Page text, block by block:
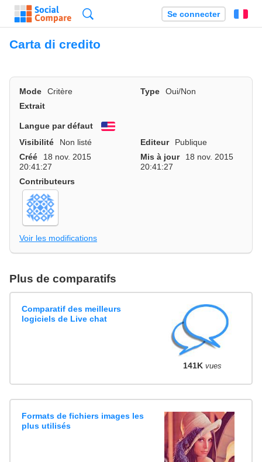
Se connecter
Carta di credito
Mode Critère Type
Oui/Non
Extrait
Langue par défaut
English
Visibilité
Non listé Editeur
Publique
Créé
18 nov. 2015
20:41:27
Mis à jour
18 nov. 2015
20:41:27
Contributeurs
Voir les modifications
Plus de comparatifs
Comparatif des meilleurs
logiciels de Live chat
141K vues
Formats de fichiers images les
plus utilisés